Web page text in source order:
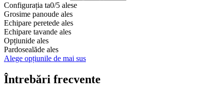
Configurația ta0/5 alese
Grosime panoude ales
Echipare peretede ales
Echipare tavande ales
Opțiunide ales
Pardosealăde ales
Alege opțiunile de mai sus
Întrebări frecvente